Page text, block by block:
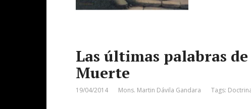
Las últimas palabras de
Muerte
19/04/2014 Mons. Martin Dávila Gandara Tags: